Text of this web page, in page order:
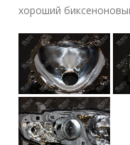
хороший